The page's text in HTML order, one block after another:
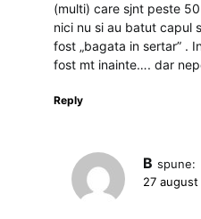
(multi) care sjnt peste
nici nu si au batut capul
fost „bagata in sertar” .
fost mt inainte…. dar
Reply
B spune:
27